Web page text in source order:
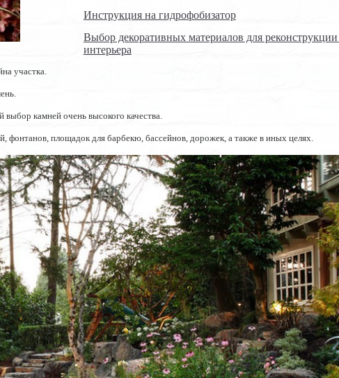
Инструкция на гидрофобизатор
Выбор декоративных материалов для
интерьера
участка.
камней очень высокого качества.
фонтанов, площадок для барбекю, бассейнов, дорожек, а также в иных целях.